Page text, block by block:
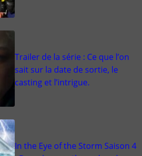
Trailer de la série : Ce que l’on
sait sur la date de sortie, le
casting et l’intrigue.
In the Eye of the Storm Saison 4